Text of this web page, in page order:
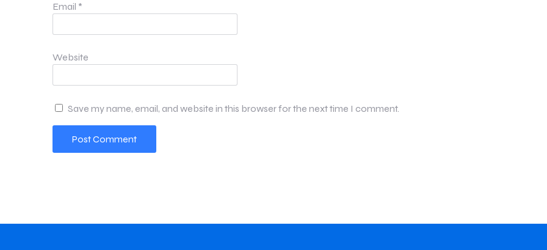
Email *
Website
Save my name, email, and website in this browser for the next time I comment.